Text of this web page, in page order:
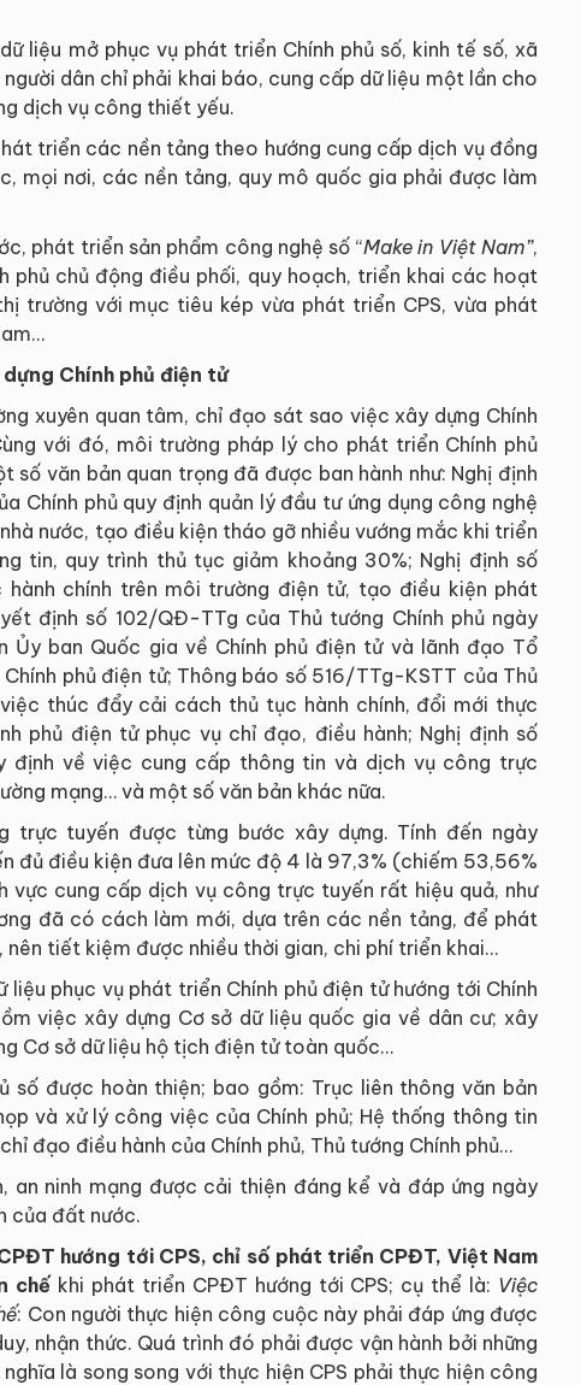
liệu mở phục vụ phát triển Chính phủ số, kinh tế số, xã
dân chỉ phải khai báo, cung cấp dữ liệu một lần cho
dịch vụ công thiết yếu.
triển các nền tảng theo hướng cung cấp dịch vụ đồng
mọi nơi, các nền tảng, quy mô quốc gia phải được làm
phát triển sản phẩm công nghệ số “Make in Việt Nam”,
phủ chủ động điều phối, quy hoạch, triển khai các hoạt
trường với mục tiêu kép vừa phát triển CPS, vừa phát
Chính phủ điện tử
xuyên quan tâm, chỉ đạo sát sao việc xây dựng Chính
với đó, môi trường pháp lý cho phá́t triển Chính phủ
văn bản quan trọng đã được ban hành như: Nghị định
phủ quy định quản lý đầu tư ứng dụng công nghệ
nước, tạo điều kiện tháo gỡ nhiều vướng mắc khi triển
tin, quy trình thủ tục giảm khoảng 30%; Nghị định số
chính trên môi trường điện tử, tạo điều kiện phát
định số 102/QĐ-TTg của Thủ tướng Chính phủ ngày
Ủy ban Quốc gia về Chính phủ điện tử và lãnh đạo Tổ
phủ điện tử; Thông báo số 516/TTg-KSTT của Thủ
thúc đẩy cải cách thủ tục hành chính, đổi mới thực
phủ điện tử phục vụ chỉ đạo, điều hành; Nghị định số
về việc cung cấp thông tin và dịch vụ công trực
mạng… và một số văn bản khác nữa.
trực tuyến được từng bước xây dựng. Tính đến ngày
đủ điều kiện đưa lên mức độ 4 là 97,3% (chiếm 53,56%
vực cung cấp dịch vụ công trực tuyến rất hiệu quả, như
đã có cách làm mới, dựa trên các nền tảng, để phát
tiết kiệm được nhiều thời gian, chi phí triển khai…
phục vụ phát triển Chính phủ điện tử hướng tới Chính
việc xây dựng Cơ sở dữ liệu quốc gia về dân cư; xây
Cơ sở dữ liệu hộ tịch điện tử toàn quốc…
số được hoàn thiện; bao gồm: Trục liên thông văn bản
và xử lý công việc của Chính phủ; Hệ thống thông tin
đạo điều hành của Chính phủ, Thủ tướng Chính phủ...
an ninh mạng được cải thiện đáng kể và đáp ứng ngày
của đất nước.
hướng tới CPS, chỉ số phát triển CPĐT, Việt Nam
chế khi phát triển CPĐT hướng tới CPS; cụ thể là: Việc
: Con người thực hiện công cuộc này phải đáp ứng được
nhận thức. Quá trình đó phải được vận hành bởi những
là song song với thực hiện CPS phải thực hiện công